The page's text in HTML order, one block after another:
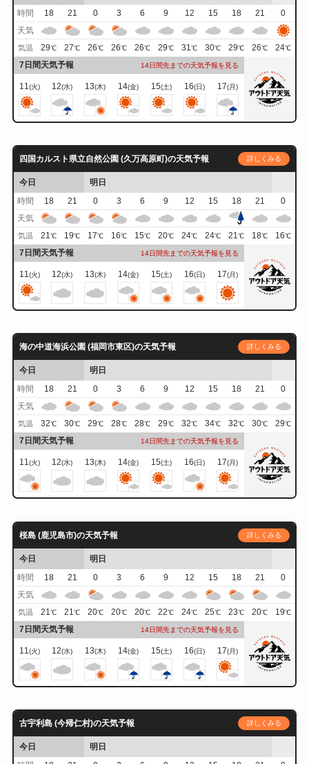
時間
18 21 0 3 6 9 12 15 18 21
0
天気
気温 29℃ 27℃ 26℃ 26℃ 26℃ 29℃ 31℃ 30℃ 29℃ 26℃ 24℃
7日間天気予報 14日間先までの天気予報を見る
11(火) 12(水) 13(木) 14(金) 15(土) 16(日) 17(月)
四国カルスト県立自然公園 (久万高原町)の天気予報 詳しくみる
今日
明日
時間
18 21 0 3 6 9 12 15 18 21
0
天気
気温 21℃ 19℃ 17℃ 16℃ 15℃ 20℃ 24℃ 24℃ 21℃ 18℃ 16℃
7日間天気予報 14日間先までの天気予報を見る
11(火) 12(水) 13(木) 14(金) 15(土) 16(日) 17(月)
海の中道海浜公園 (福岡市東区)の天気予報 詳しくみる
今日
明日
時間
18 21 0 3 6 9 12 15 18 21
0
天気
気温 32℃ 30℃ 29℃ 28℃ 28℃ 29℃ 32℃ 34℃ 32℃ 30℃ 29℃
7日間天気予報 14日間先までの天気予報を見る
11(火) 12(水) 13(木) 14(金) 15(土) 16(日) 17(月)
桜島 (鹿児島市)の天気予報 詳しくみる
今日
明日
時間
18 21 0 3 6 9 12 15 18 21
0
天気
気温 21℃ 21℃ 20℃ 20℃ 20℃ 22℃ 24℃ 25℃ 23℃ 20℃ 19℃
7日間天気予報 14日間先までの天気予報を見る
11(火) 12(水) 13(木) 14(金) 15(土) 16(日) 17(月)
古宇利島 (今帰仁村)の天気予報 詳しくみる
今日
明日